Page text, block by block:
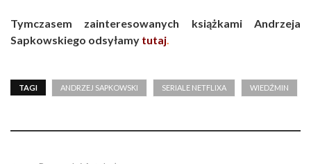
Tymczasem zainteresowanych książkami Andrzeja
Sapkowskiego odsyłamy tutaj.
TAGI ANDRZEJ SAPKOWSKI SERIALE NETFLIXA WIEDŹMIN